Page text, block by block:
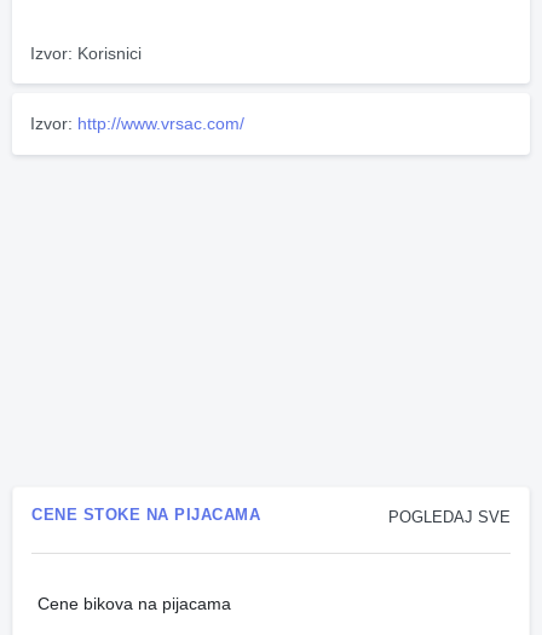
Izvor: Korisnici
Izvor: http://www.vrsac.com/
POGLEDAJ SVE
CENE STOKE NA PIJACAMA
Cene bikova na pijacama